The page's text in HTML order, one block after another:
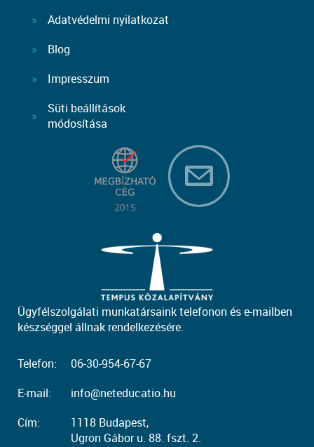
Adatvédelmi nyilatkozat
Blog
Impresszum
Süti beállítások
módosítása
Ügyfélszolgálati munkatársaink telefonon és e-mailben
készséggel állnak rendelkezésére.
Telefon:
06-30-954-67-67
E-mail:
info@neteducatio.hu
Cím:
1118 Budapest,
Ugron Gábor u. 88. fszt. 2.